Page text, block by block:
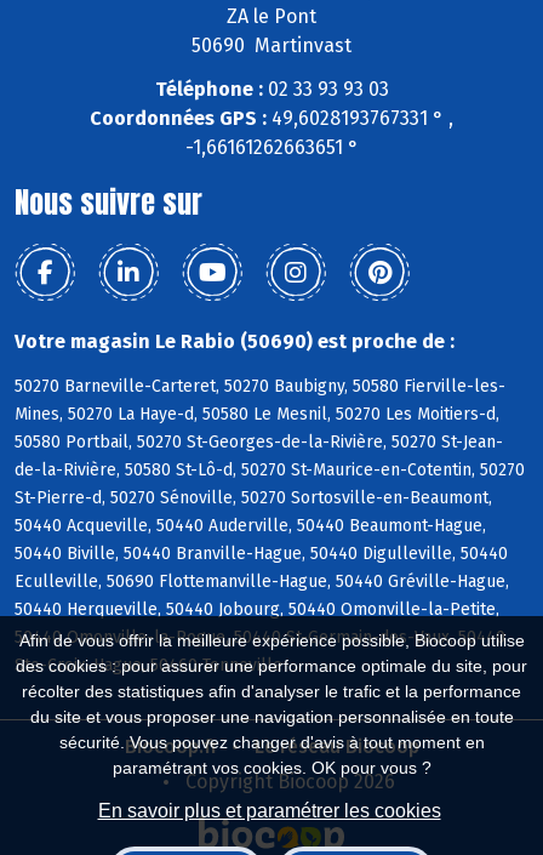
Afin de vous offrir la meilleure expérience possible, Biocoop utilise
des cookies : pour assurer une performance optimale du site, pour
récolter des statistiques afin d'analyser le trafic et la performance
du site et vous proposer une navigation personnalisée en toute
sécurité. Vous pouvez changer d'avis à tout moment en
paramétrant vos cookies. OK pour vous ?
En savoir plus et paramétrer les cookies
ZA le Pont
50690 Martinvast
Téléphone :02 33 93 93 03
Coordonnées GPS : 49,6028193767331 ° ,
-1,66161262663651 °
Nous suivre sur
Votre magasin Le Rabio (50690) est proche de :
50270 Barneville-Carteret, 50270 Baubigny, 50580 Fierville-les-
Mines, 50270 La Haye-d, 50580 Le Mesnil, 50270 Les Moitiers-d,
50580 Portbail, 50270 St-Georges-de-la-Rivière, 50270 St-Jean-
de-la-Rivière, 50580 St-Lô-d, 50270 St-Maurice-en-Cotentin, 50270
St-Pierre-d, 50270 Sénoville, 50270 Sortosville-en-Beaumont,
50440 Acqueville, 50440 Auderville, 50440 Beaumont-Hague,
50440 Biville, 50440 Branville-Hague, 50440 Digulleville, 50440
Eculleville, 50690 Flottemanville-Hague, 50440 Gréville-Hague,
50440 Herqueville, 50440 Jobourg, 50440 Omonville-la-Petite,
50440 Omonville-la-Rogue, 50440 St-Germain-des-Vaux, 50440
Ste-Croix-Hague, 50460 Tonneville
Biocoop.fr
Le réseau Biocoop
Copyright Biocoop 2026